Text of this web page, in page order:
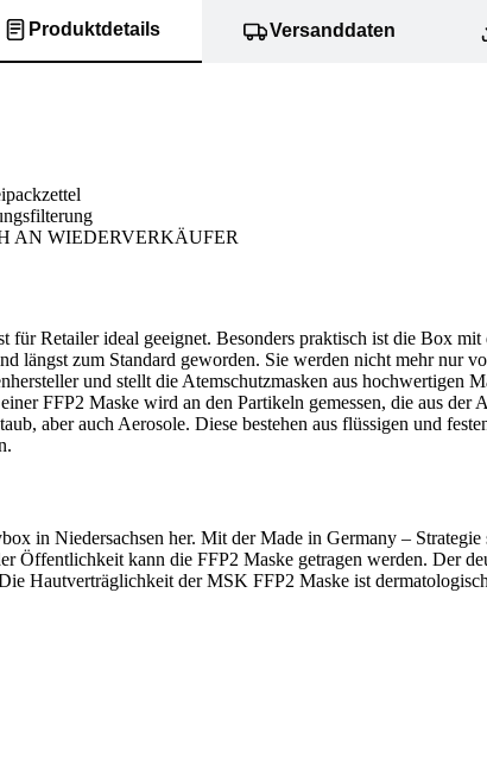
Produktdetails Versanddaten
AN WIEDERVERKÄUFER
Retailer ideal geeignet. Besonders praktisch ist die Box
längst zum Standard geworden. Sie werden nicht mehr nur
und stellt die Atemschutzmasken aus
FFP2 Maske wird an den Partikeln gemessen, die aus
aber auch Aerosole. Diese bestehen aus flüssigen und
in Niedersachsen her. Mit der Made in Germany –
Öffentlichkeit kann die FFP2 Maske getragen werden. Der
Hautverträglichkeit der MSK FFP2 Maske ist